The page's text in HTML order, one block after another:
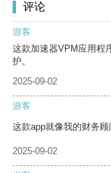
评论
游客
这款加速器VPM应用程
护。
2025-09-02
游客
这款app就像我的财务顾
2025-09-02